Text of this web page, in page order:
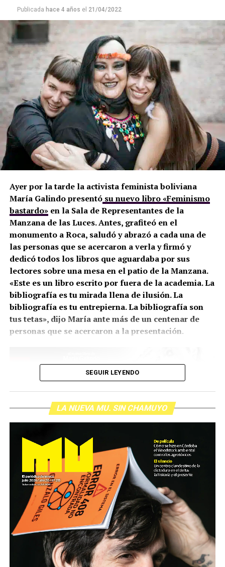
Publicada hace 4 años el 21/04/2022
Ayer por la tarde la activista feminista boliviana
María Galindo presentósu nuevo libro «Feminismo
bastardo»en la Sala de Representantes de la
Manzana de las Luces. Antes, grafiteó en el
monumento a Roca, saludó y abrazó a cada una de
las personas que se acercaron a verla y firmó y
dedicó todos los libros que aguardaba por sus
lectores sobre una mesa en el patio de la Manzana.
«Este es un libro escrito por fuera de la academia. La
bibliografía es tu mirada llena de ilusión. La
bibliografía es tu entrepierna. La bibliografía son
tus tetas», dijo María ante más de un centenar de
personas que se acercaron a la presentación.
“Vengo a lo de la María”, dice una mujer de larga
cabellera negra que llega cuarenta minutos antes de que
arranque la presentación del libroFeminismo
, el nuevo libro de María Galindo editado por
le dice con confianza y familiaridad no sólo ella sino más
de un centenar de personas que irán llenando la sala
para verla y oírla.
SEGUIR LEYENDO
LA NUEVA MU. SIN CHAMUYO